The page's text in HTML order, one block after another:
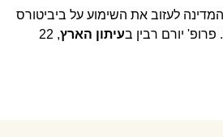
לעזוב את השימוע על ביביטורס
יורם רבין בעיתון הארץ , 22